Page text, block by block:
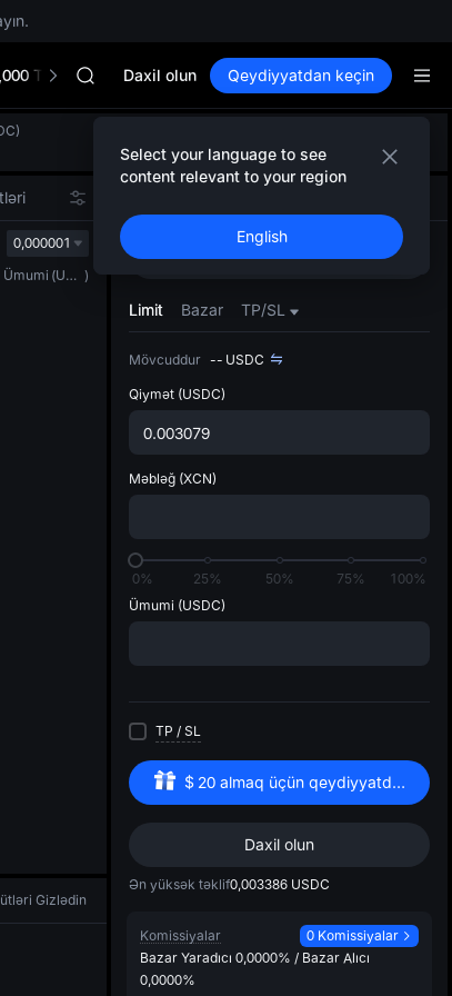
TradFi Gala
HFT
Unitree Future Now Live
SKYAI
SPCX
UNITREE
Daxil olun Qeydiyyatdan keçin
Select your language to see
content relevant to your region
English
)
0,000001
Ümumi ( USDC )
Alın Satın
Limit Bazar TP/SL
Mövcuddur -- USDC
Qiymət (USDC)
Məbləğ (XCN)
0% 25% 50% 75%
100%
Ümumi (USDC)
TP / SL
$ 20almaq üçün qeydiyyatdan
Daxil olun
Ən yüksək təklif0,003386 USDC
Komissiyalar
0 Komissiyalar
Bazar Yaradıcı 0,0000% / Bazar Alıcı
0,0000%
Gizlədin